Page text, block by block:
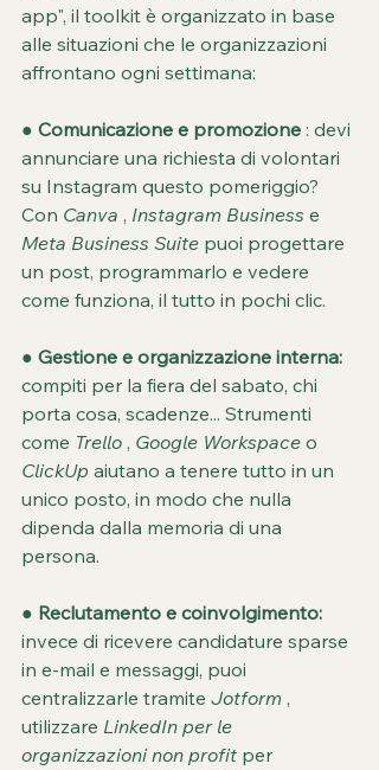
app", il toolkit è organizzato in base
alle situazioni che le organizzazioni
affrontano ogni settimana:
● Comunicazione e promozione : devi
annunciare una richiesta di volontari
su Instagram questo pomeriggio?
Con Canva , Instagram Business e
Meta Business Suite puoi progettare
un post, programmarlo e vedere
come funziona, il tutto in pochi clic.
● Gestione e organizzazione interna:
compiti per la fiera del sabato, chi
porta cosa, scadenze... Strumenti
come Trello , Google Workspace o
ClickUp aiutano a tenere tutto in un
unico posto, in modo che nulla
dipenda dalla memoria di una
persona.
● Reclutamento e coinvolgimento:
invece di ricevere candidature sparse
in e-mail e messaggi, puoi
centralizzarle tramite Jotform ,
utilizzare LinkedIn per le
organizzazioni non profit per